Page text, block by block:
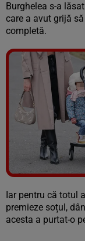
Burghelea s-a
care a avut grijă
completă.
Iar pentru că totul
premieze soțul,
acesta a purtat-o